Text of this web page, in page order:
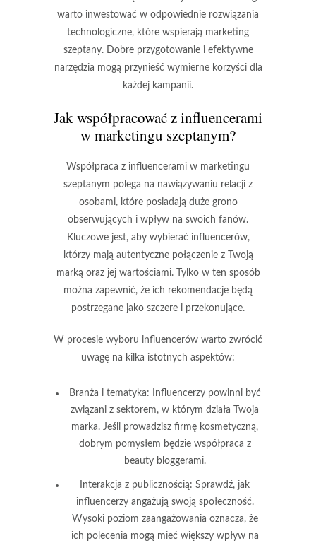
warto inwestować w odpowiednie rozwiązania
technologiczne, które wspierają marketing
szeptany. Dobre przygotowanie i efektywne
narzędzia mogą przynieść wymierne korzyści dla
każdej kampanii.
Jak współpracować z influencerami
w marketingu szeptanym?
Współpraca z influencerami w marketingu
szeptanym polega na nawiązywaniu relacji z
osobami, które posiadają duże grono
obserwujących i wpływ na swoich fanów.
Kluczowe jest, aby wybierać influencerów,
którzy mają autentyczne połączeniez Twoją
marką oraz jej wartościami. Tylko w ten sposób
można zapewnić, że ich rekomendacje będą
postrzegane jako szczere i przekonujące.
W procesie wyboru influencerów warto zwrócić
uwagę na kilka istotnych aspektów:
Branża i tematyka: Influencerzy powinni być
związani z sektorem, w którym działa Twoja
marka. Jeśli prowadzisz firmę kosmetyczną,
dobrym pomysłem będzie współpraca z
beauty bloggerami.
Interakcja z publicznością: Sprawdź, jak
influencerzy angażują swoją społeczność.
Wysoki poziom zaangażowania oznacza, że
ich polecenia mogą mieć większy wpływ na